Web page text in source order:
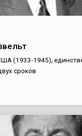
(1933-1945),
сроков